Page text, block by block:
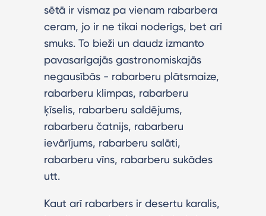
sētā ir vismaz pa vienam rabarbera
ceram, jo ir ne tikai noderīgs, bet arī
smuks. To bieži un daudz izmanto
pavasarīgajās gastronomiskajās
negausībās - rabarberu plātsmaize,
rabarberu klimpas, rabarberu
ķīselis, rabarberu saldējums,
rabarberu čatnijs, rabarberu
ievārījums, rabarberu salāti,
rabarberu vīns, rabarberu sukādes
utt.
Kaut arī rabarbers ir desertu karalis,